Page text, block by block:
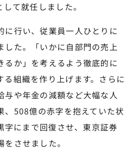
して就任しました。
に行い、従業員一人ひとりに
した。「いかに自部門の売上
るか」を考えるよう徹底的に
組織を作り上げます。さらに
与や年金の減額など大幅な人
、508億の赤字を抱えていた状
にまで回復させ、東京証券
させました。